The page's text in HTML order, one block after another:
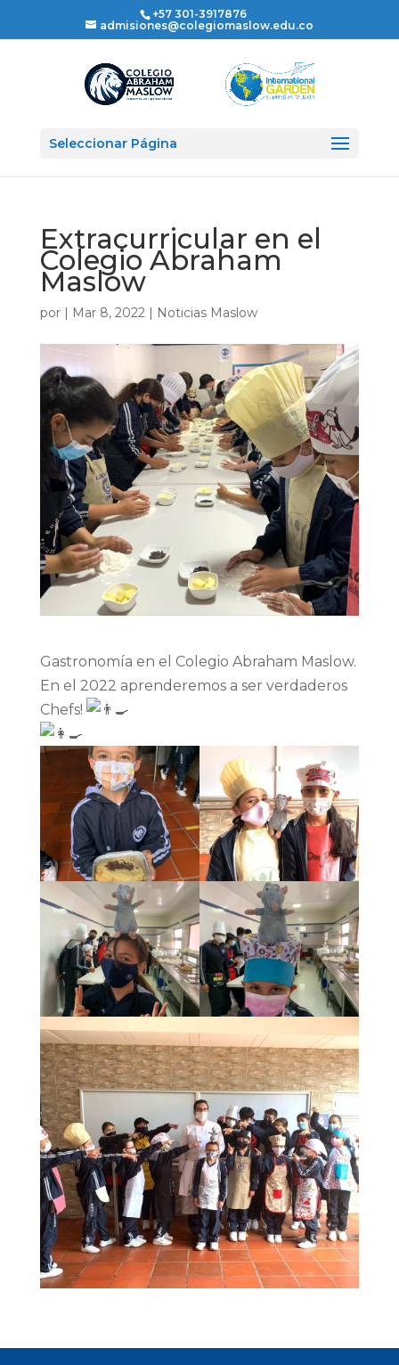
+57 301-3917876
admisiones@colegiomaslow.edu.co
Seleccionar Página
Extracurricular en el
Colegio Abraham
Maslow
por | Mar 8, 2022| Noticias Maslow
Gastronomía en el Colegio Abraham Maslow.
En el 2022 aprenderemos a ser verdaderos
Chefs!